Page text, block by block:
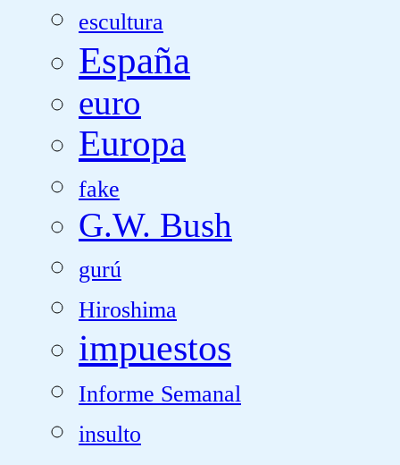
escultura
España
euro
Europa
fake
G.W. Bush
gurú
Hiroshima
impuestos
Informe Semanal
insulto